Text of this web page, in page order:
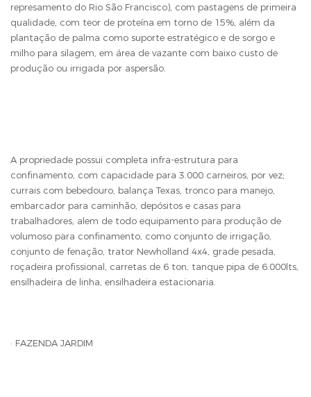
represamento do Rio São Francisco), com pastagens de primeira
qualidade, com teor de proteína em torno de 15%, além da
plantação de palma como suporte estratégico e de sorgo e
milho para silagem, em área de vazante com baixo custo de
produção ou irrigada por aspersão.
A propriedade possui completa infra-estrutura para
confinamento, com capacidade para 3.000 carneiros, por vez;
currais com bebedouro, balança Texas, tronco para manejo,
embarcador para caminhão, depósitos e casas para
trabalhadores, alem de todo equipamento para produção de
volumoso para confinamento, como conjunto de irrigação,
conjunto de fenação, trator Newholland 4x4, grade pesada,
roçadeira profissional, carretas de 6 ton, tanque pipa de 6.000lts,
ensilhadeira de linha, ensilhadeira estacionaria.
· FAZENDA JARDIM